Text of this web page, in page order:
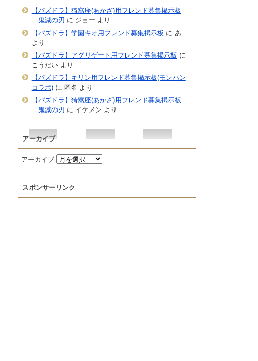
【パズドラ】猗窩座(あかざ)用フレンド募集掲示板
｜鬼滅の刃 に ジョー より
【パズドラ】学園キオ用フレンド募集掲示板 に あ
より
【パズドラ】アグリゲート用フレンド募集掲示板 に
こうだいより
【パズドラ】キリン用フレンド募集掲示板(モンハン
コラボ)に 匿名 より
【パズドラ】猗窩座(あかざ)用フレンド募集掲示板
｜鬼滅の刃 に イケメン より
アーカイブ
アーカイブ
スポンサーリンク